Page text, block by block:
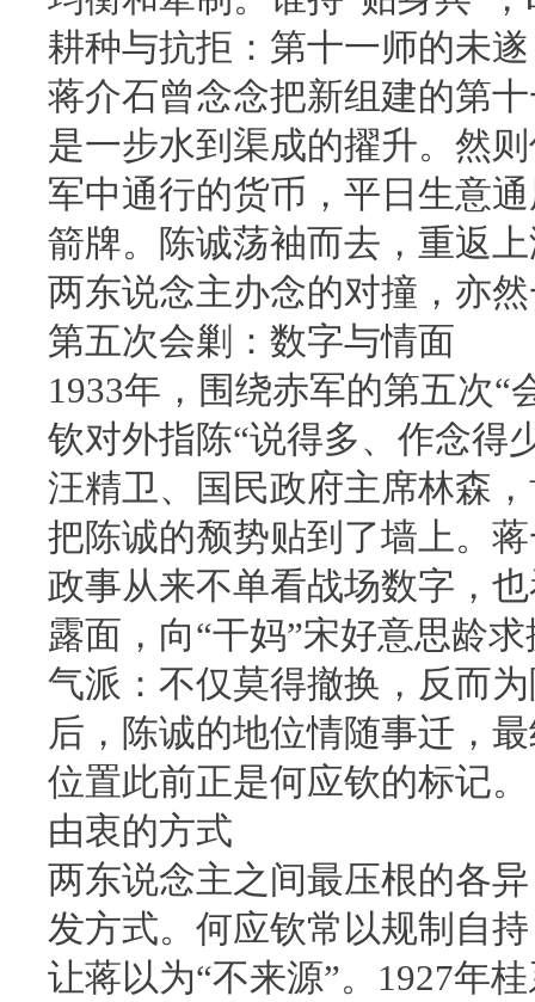
耕种与抗拒：第十一师的未遂
蒋介石曾念念把新组建的第
是一步水到渠成的擢升。然
军中通行的货币，平日生意
箭牌。陈诚荡袖而去，重返
两东说念主办念的对撞，亦
第五次会剿：数字与情面
1933年，围绕赤军的第五次
钦对外指陈“说得多、作念得
汪精卫、国民政府主席林森
把陈诚的颓势贴到了墙上。
政事从来不单看战场数字，
露面，向“干妈”宋好意思龄
气派：不仅莫得撤换，反而
后，陈诚的地位情随事迁，
位置此前正是何应钦的标记。
由衷的方式
两东说念主之间最压根的各
发方式。何应钦常以规制自
让蒋以为“不来源”。1927年